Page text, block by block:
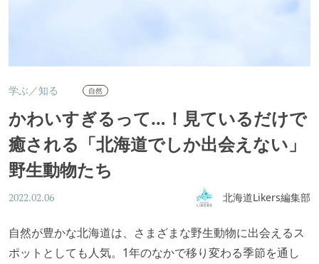
学ぶ／知る 自然
かわいすぎるって…！見ているだけで
癒される「北海道でしか出会えない」
野生動物たち
2022.02.06 北海道Likers編集部
自然が豊かな北海道は、さまざまな野生動物に出会えるス
ポットとしても人気。1年のなかで移り変わる季節を通し